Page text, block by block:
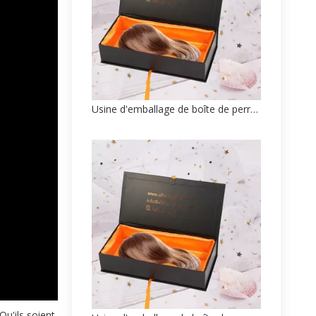
Usine d'emballage de boîte de perruque personnalisée haut de gamme en provenance de Chine